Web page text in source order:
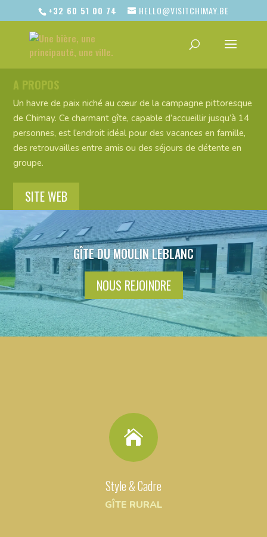
+32 60 51 00 74 HELLO@VISITCHIMAY.BE
A PROPOS
Un havre de paix niché au cœur de la campagne pittoresque
de Chimay. Ce charmant gîte, capable d’accueillir jusqu’à 14
personnes, est l’endroit idéal pour des vacances en famille,
des retrouvailles entre amis ou des séjours de détente en
groupe.
SITE WEB
GÎTE DU MOULIN LEBLANC
NOUS REJOINDRE

Style & Cadre
GÎTE RURAL